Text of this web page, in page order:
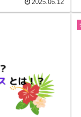
2025.06.12